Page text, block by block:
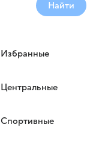
Найти
Избранные
Центральные
Спортивные